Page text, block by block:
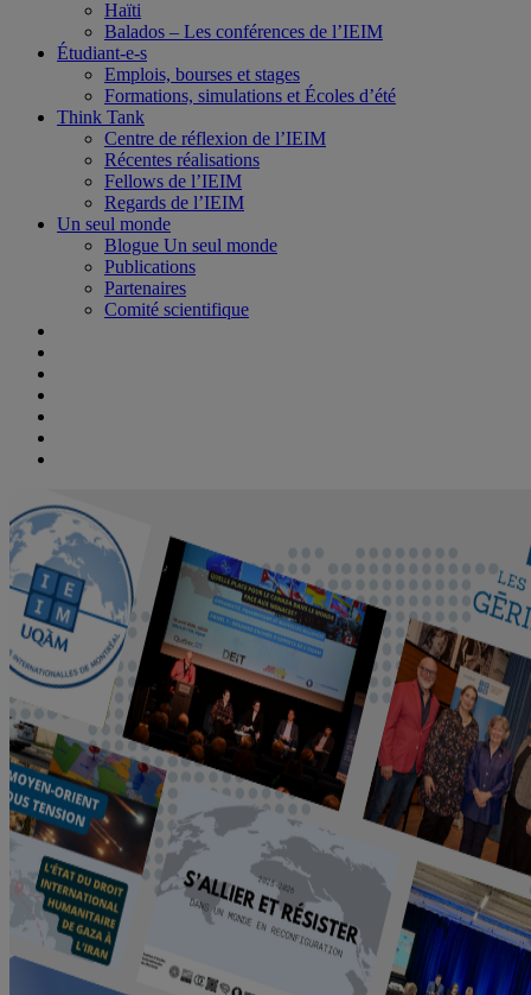
Haïti
Balados – Les conférences de l’IEIM
Étudiant-e-s
Emplois, bourses et stages
Formations, simulations et Écoles d’été
Think Tank
Centre de réflexion de l’IEIM
Récentes réalisations
Fellows de l’IEIM
Regards de l’IEIM
Un seul monde
Blogue Un seul monde
Publications
Partenaires
Comité scientifique